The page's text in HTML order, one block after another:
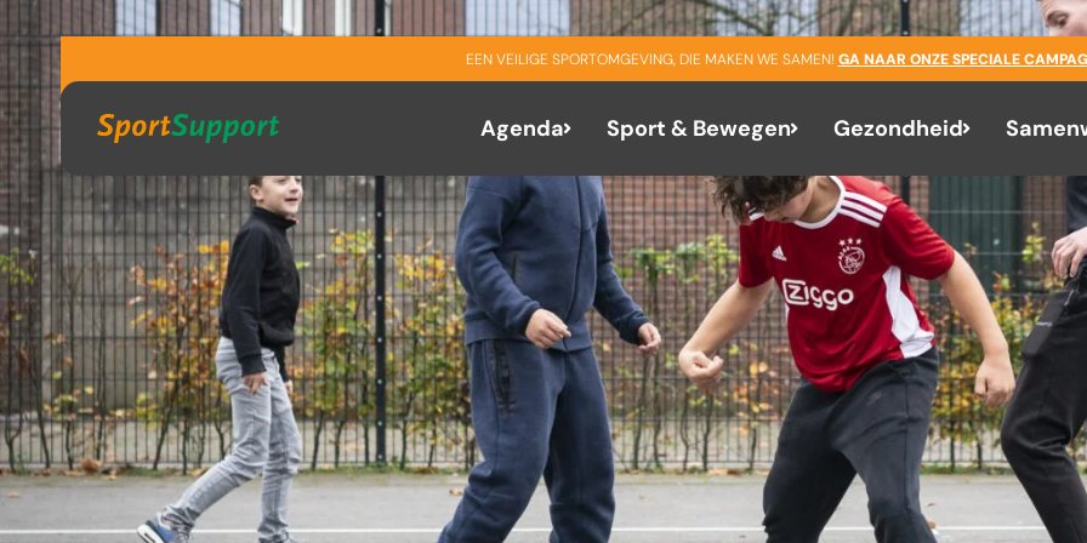
Sla navigatie over EEN VEILIGE SPORTOMGEVING, DIE MAKEN WE SAMEN! GA NAAR ONZE SPECIALE
Agenda Sport & Bewegen Gezondheid